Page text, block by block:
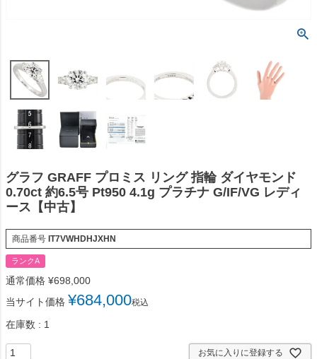
グラフ GRAFF プロミス リング 指輪 ダイヤモンド
0.70ct 約6.5号 Pt950 4.1g プラチナ G/IF/VG レディ
ース【中古】
商品番号 IT7VWHDHJXHN
ランクA
通常価格 ¥698,000
当サイト価格 ¥684,000税込
在庫数 1
お気に入りに登録する